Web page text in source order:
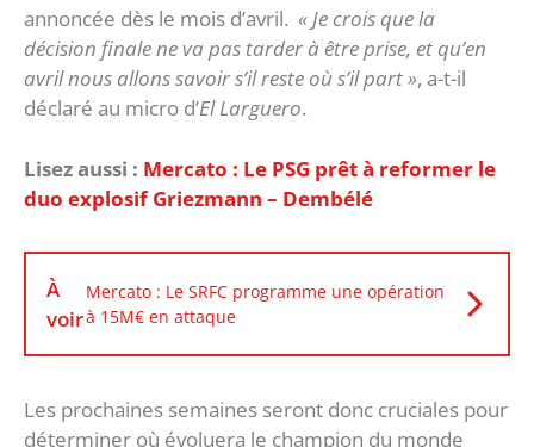
annoncée dès le mois d’avril. « Je crois que la
décision finale ne va pas tarder à être prise, et qu’en
avril nous allons savoir s’il reste où s’il part », a-t-il
déclaré au micro d’El Larguero.
Lisez aussi : Mercato : Le PSG prêt à reformer le
duo explosif Griezmann – Dembélé
À
voir
Mercato : Le SRFC programme une opération
à 15M€ en attaque
Les prochaines semaines seront donc cruciales pour
déterminer où évoluera le champion du monde